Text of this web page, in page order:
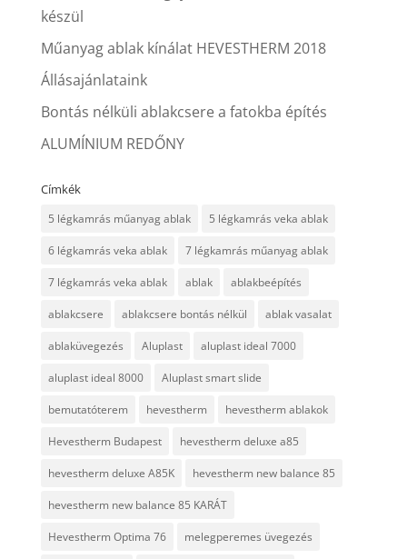
készül
Műanyag ablak kínálat HEVESTHERM 2018
Állásajánlataink
Bontás nélküli ablakcsere a fatokba építés
ALUMÍNIUM REDŐNY
Címkék
5 légkamrás műanyag ablak 5 légkamrás veka ablak
6 légkamrás veka ablak 7 légkamrás műanyag ablak
7 légkamrás veka ablak ablak ablakbeépítés
ablakcsere ablakcsere bontás nélkül ablak vasalat
ablaküvegezés Aluplast aluplast ideal 7000
aluplast ideal 8000 Aluplast smart slide
bemutatóterem hevestherm hevestherm ablakok
Hevestherm Budapest hevestherm deluxe a85
hevestherm deluxe A85K hevestherm new balance 85
hevestherm new balance 85 KARÁT
Hevestherm Optima 76 melegperemes üvegezés